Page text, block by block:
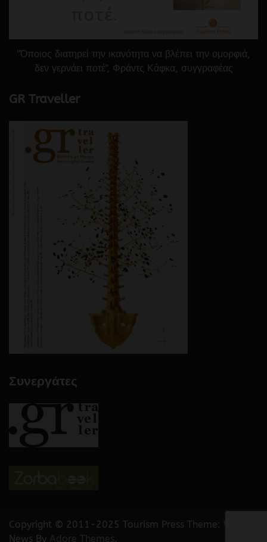
"Όποιος διατηρεί την ικανότητα να βλέπει την ομορφιά,
δεν γερνάει ποτέ", Φράντς Κάφκα, συγγραφέας
GR Traveller
Συνεργάτες
Copyright © 2011-2025 Tourism Press Theme: Web
News By Adore Themes.